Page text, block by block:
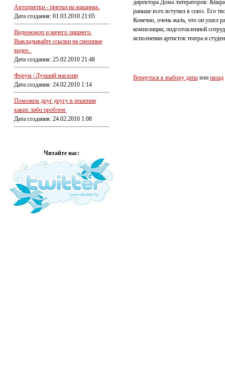
Автопрятки - прятки на машинах.
Дата создания: 01.03.2010 21:05
Видеоюмор и ничего лишнего.
Выкладывайте ссылки на смешные
видео .
Дата создания: 25.02.2010 21:48
Форум | Лучший магазин
Дата создания: 24.02.2010 1:14
Поможем друг другу в решении
каких либо проблем.
Дата создания: 24.02.2010 1:08
Читайте нас:
директора Дома литераторов:
раньше всех вступил в союз. Его
Конечно, очень жаль, что он ушел
композиции, подготовленной
исполнении артистов театра и
Вернуться к выбору даты или назад